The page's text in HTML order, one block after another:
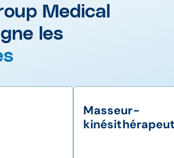
Medical
les
de santé
Masseur-